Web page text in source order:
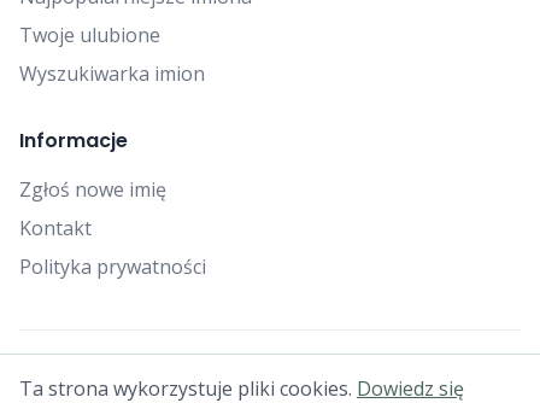
Twoje ulubione
Wyszukiwarka imion
Informacje
Zgłoś nowe imię
Kontakt
Polityka prywatności
© 2025 Falcon Bytes. Wszelkie prawa zastrzeżone.
Ta strona wykorzystuje pliki cookies. Dowiedz się